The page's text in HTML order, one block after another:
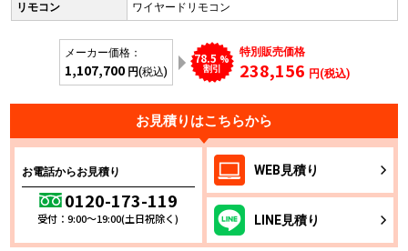
リモコン ワイヤードリモコン
メーカー価格：
1,107,700 円(税込)
78.5 %
割引
特別販売価格
238,156 円(税込)
お見積りはこちらから
お電話からお見積り
0120-173-119
受付：9:00～19:00(土日祝除く)
WEB 見積り
LINE見積り